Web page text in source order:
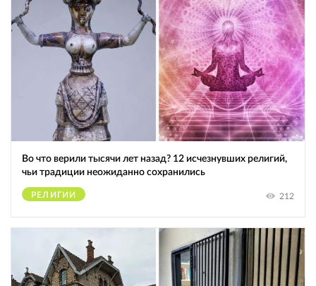
Во что верили тысячи лет назад? 12 исчезнувших религий,
чьи традиции неожиданно сохранились
РЕЛИГИИ 212